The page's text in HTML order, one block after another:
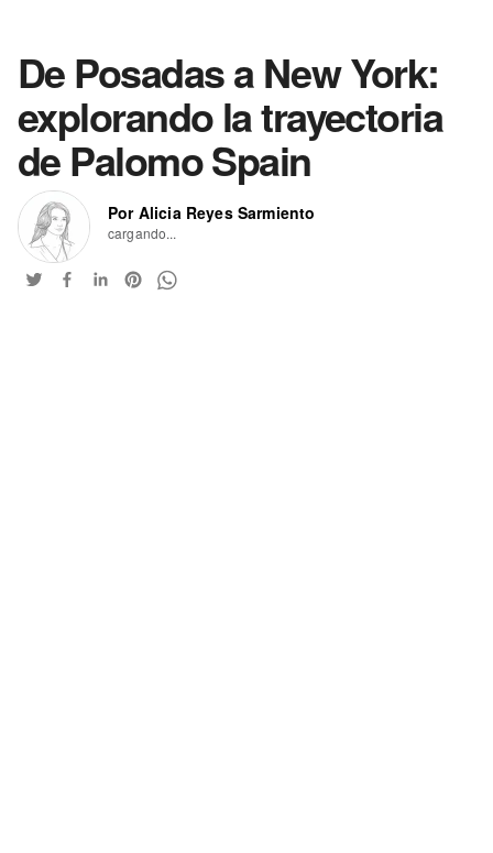
De Posadas a New York:
explorando la trayectoria
de Palomo Spain
Por Alicia Reyes Sarmiento
cargando...